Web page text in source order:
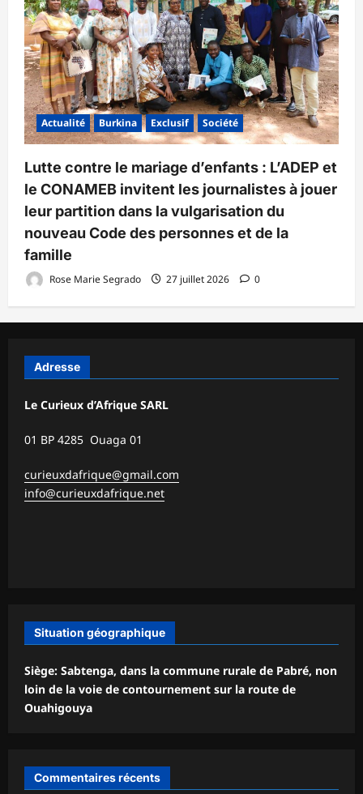
Actualité Burkina Exclusif Société
Lutte contre le mariage d’enfants : L’ADEP et
le CONAMEB invitent les journalistes à jouer
leur partition dans la vulgarisation du
nouveau Code des personnes et de la
famille
Rose Marie Segrado 27 juillet 2026 0
Adresse
Le Curieux d’Afrique SARL
01 BP 4285 Ouaga 01
curieuxdafrique@gmail.com
info@curieuxdafrique.net
Situation géographique
Siège: Sabtenga, dans la commune rurale de Pabré, non
loin de la voie de contournement sur la route de
Ouahigouya
Commentaires récents